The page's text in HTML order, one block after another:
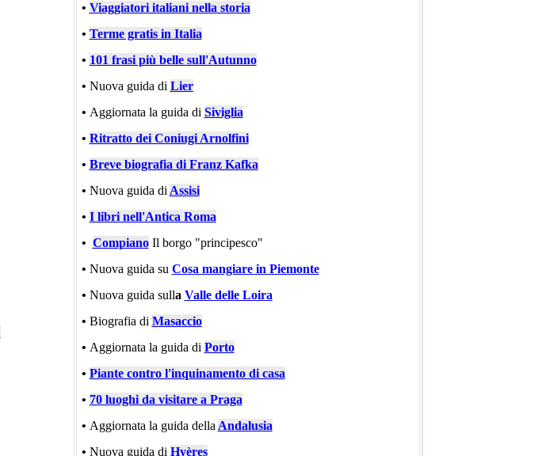
• Viaggiatori italiani nella storia
• Terme gratis in Italia
• 101 frasi più belle sull'Autunno
• Nuova guida di Lier
• Aggiornata la guida di Siviglia
• Ritratto dei Coniugi Arnolfini
• Breve biografia di Franz Kafka
• Nuova guida di Assisi
• I libri nell'Antica Roma
• Compiano Il borgo "principesco"
• Nuova guida su Cosa mangiare in Piemonte
• Nuova guida sulla Valle delle Loira
• Biografia di Masaccio
• Aggiornata la guida di Porto
• Piante contro l'inquinamento di casa
• 70 luoghi da visitare a Praga
• Aggiornata la guida della Andalusia
• Nuova guida di Hyères